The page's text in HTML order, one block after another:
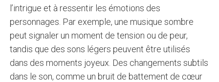
l’intrigue et à ressentir les émotions des
personnages. Par exemple, une musique sombre
peut signaler un moment de tension ou de peur,
tandis que des sons légers peuvent être utilisés
dans des moments joyeux. Des changements subtils
dans le son, comme un bruit de battement de cœur